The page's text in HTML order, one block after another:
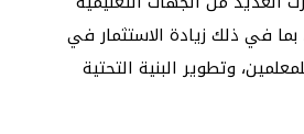
في ذلك زيادة الاستثمار في
وتطوير البنية التحتية